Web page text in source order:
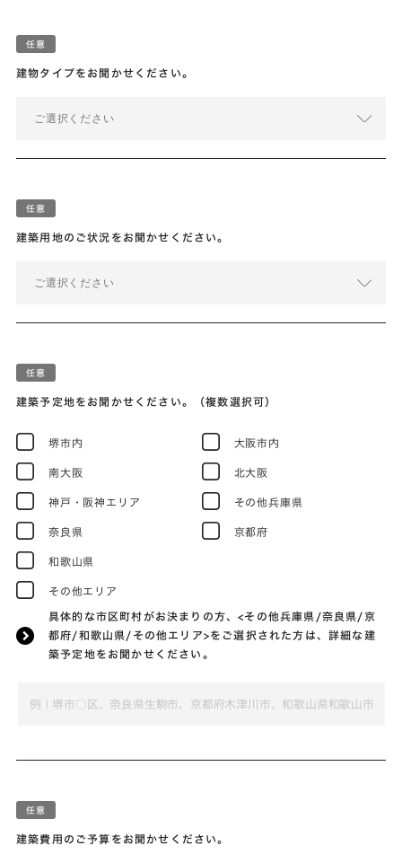
建物タイプをお聞かせください。
ご選択ください
建築用地のご状況をお聞かせください。
ご選択ください
建築予定地をお聞かせください。（複数選択可）
堺市内 大阪市内
南大阪 北大阪
神戸・阪神エリア その他兵庫県
奈良県 京都府
和歌山県
その他エリア
具体的な市区町村がお決まりの方、<その他兵庫県/奈良県/京
都府/和歌山県/その他エリア>をご選択された方は、詳細な建
築予定地をお聞かせください。
建築費用のご予算をお聞かせください。